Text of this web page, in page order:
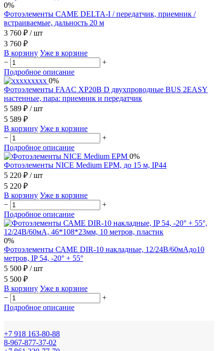
0%
Фотоэлементы CAME DELTA-I / передатчик, приемник /
встраиваемые, дальность 20 м
3 760 ₽ / шт
3 760 ₽
В корзину Уже в корзине
−
+
Подробное описание
0%
Фотоэлементы FAAC XP20B D двухпроводные BUS 2EASY
настенные, пара: приемник и передатчик
5 589 ₽ / шт
5 589 ₽
В корзину Уже в корзине
−
+
Подробное описание
0%
Фотоэлементы NICE Medium EPM, до 15 м, IP44
5 220 ₽ / шт
5 220 ₽
В корзину Уже в корзине
−
+
Подробное описание
0%
Фотоэлементы САМЕ DIR-10 накладные, 12/24В/60мАдо10
метров, IP 54, -20° + 55°
5 500 ₽ / шт
5 500 ₽
В корзину Уже в корзине
−
+
Подробное описание
+7 918 163-80-88
8-967-877-37-02